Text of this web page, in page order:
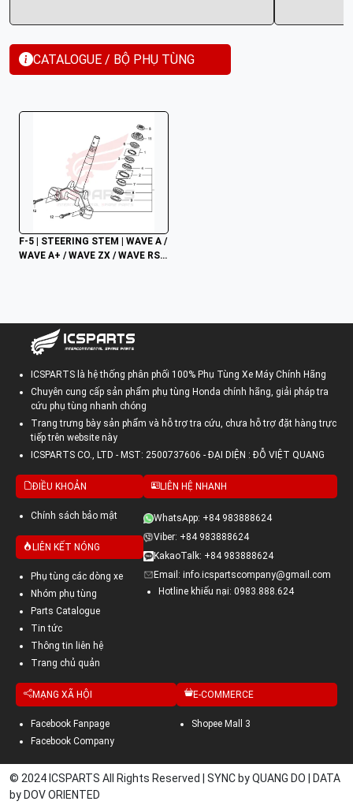
CATALOGUE / BỘ PHỤ TÙNG
F-5 | STEERING STEM | WAVE A /
WAVE A+ / WAVE ZX / WAVE RSV
ICSPARTS là hệ thống phân phối 100% Phụ Tùng Xe Máy Chính Hãng
Chuyên cung cấp sản phẩm phụ tùng Honda chính hãng, giải pháp tra
cứu phụ tùng nhanh chóng
Trang trưng bày sản phẩm và hỗ trợ tra cứu, chưa hỗ trợ đặt hàng trực
tiếp trên website này
ICSPARTS CO., LTD - MST: 2500737606 - ĐẠI DIỆN : ĐỖ VIỆT QUANG
ĐIỀU KHOẢN
Chính sách bảo mật
LIÊN KẾT NÓNG
Phụ tùng các dòng xe
Nhóm phụ tùng
Parts Catalogue
Tin tức
Thông tin liên hệ
Trang chủ quản
LIÊN HỆ NHANH
WhatsApp: +84 983888624
Viber: +84 983888624
KakaoTalk: +84 983888624
Email: info.icspartscompany@gmail.com
Hotline khiếu nại: 0983.888.624
MẠNG XÃ HỘI
Facebook Fanpage
Facebook Company
E-COMMERCE
Shopee Mall 3
© 2024 ICSPARTS All Rights Reserved | SYNC by QUANG DO | DATA
by DOV ORIENTED